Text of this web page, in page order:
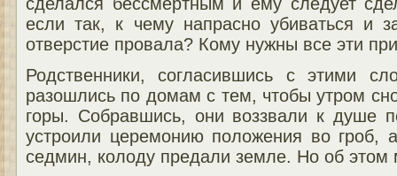
если так, к чему напрасно убиваться и
отверстие провала? Кому нужны все эти
Родственники, согласившись с этими
разошлись по домам с тем, чтобы утром
горы. Собравшись, они воззвали к душе
устроили церемонию положения во гроб,
седмин, колоду предали земле. Но об этом